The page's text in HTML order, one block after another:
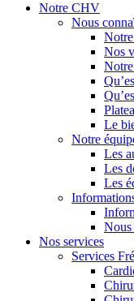
Notre CHV
Nous
Nos
Notre
Le
Notre
Les
Les
Les
Nous
Nos services
Services